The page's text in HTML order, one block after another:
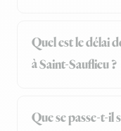
Quel est le délai
à Saint-Sauflieu ?
Que se passe-t-il